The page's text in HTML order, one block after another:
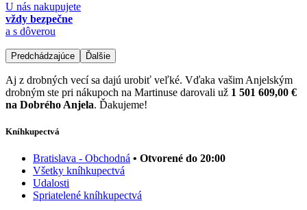
U nás nakupujete
vždy bezpečne
a s dôverou
Predchádzajúce Ďalšie
Aj z drobných vecí sa dajú urobiť veľké. Vďaka vašim Anjelským
drobným ste pri nákupoch na Martinuse darovali už 1 501 609,00 €
na Dobrého Anjela. Ďakujeme!
Kníhkupectvá
Bratislava - Obchodná • Otvorené do 20:00
Všetky kníhkupectvá
Udalosti
Spriatelené kníhkupectvá